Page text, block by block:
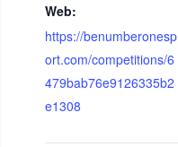
Web:
https://benumberonesp
ort.com/competitions/6
479bab76e9126335b2
e1308